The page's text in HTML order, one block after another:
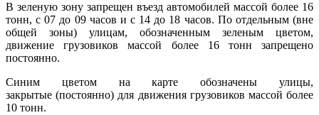
В зеленую зону запрещен въезд автомобилей массой более 16
тонн, с 07 до 09 часов и с 14 до 18 часов. По отдельным (вне
общей зоны) улицам, обозначенным зеленым цветом,
движение грузовиков массой более 16 тонн запрещено
постоянно.
Синим цветом на карте обозначены улицы,
закрытые (постоянно) для движения грузовиков массой более
10 тонн.